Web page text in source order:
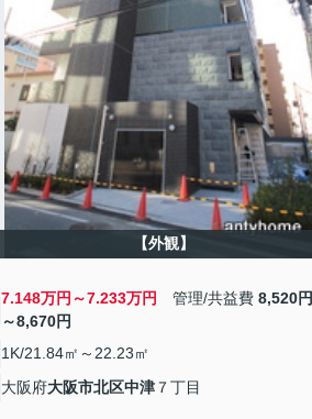
【外観】
7.148万円～7.233万円 管理/共益費 8,520円
～8,670円
1K/21.84㎡～22.23㎡
大阪府大阪市北区中津 ７丁目